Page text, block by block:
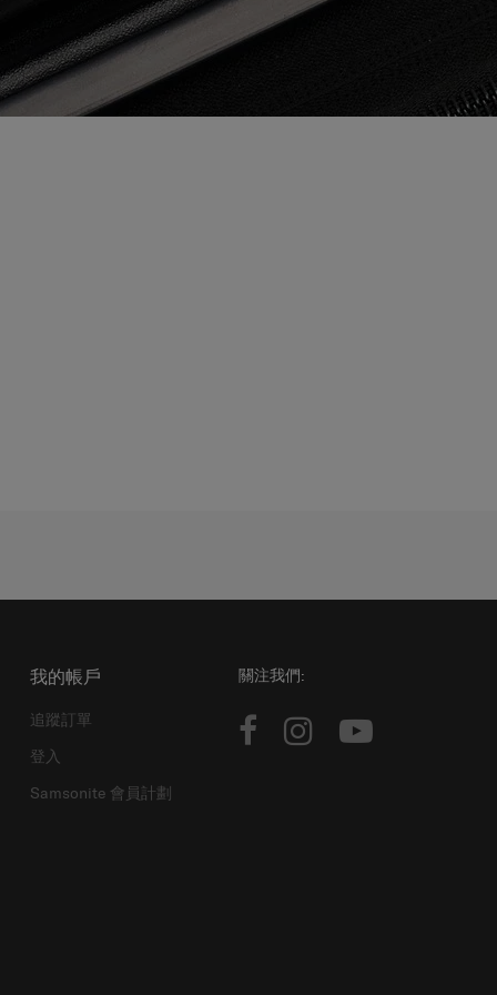
我的帳戶
追蹤訂單
登入
Samsonite 會員計劃
關注我們: